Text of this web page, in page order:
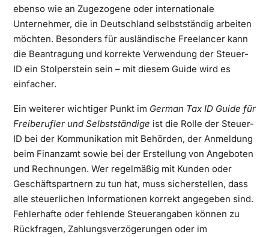
ebenso wie an Zugezogene oder internationale
Unternehmer, die in Deutschland selbstständig arbeiten
möchten. Besonders für ausländische Freelancer kann
die Beantragung und korrekte Verwendung der Steuer-
ID ein Stolperstein sein – mit diesem Guide wird es
einfacher.
Ein weiterer wichtiger Punkt im German Tax ID Guide für
Freiberufler und Selbstständige ist die Rolle der Steuer-
ID bei der Kommunikation mit Behörden, der Anmeldung
beim Finanzamt sowie bei der Erstellung von Angeboten
und Rechnungen. Wer regelmäßig mit Kunden oder
Geschäftspartnern zu tun hat, muss sicherstellen, dass
alle steuerlichen Informationen korrekt angegeben sind.
Fehlerhafte oder fehlende Steuerangaben können zu
Rückfragen, Zahlungsverzögerungen oder im